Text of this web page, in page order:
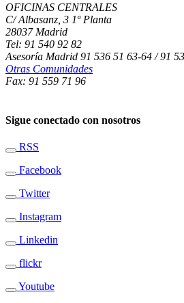
OFICINAS CENTRALES
C/ Albasanz, 3 1º Planta
28037 Madrid
Tel: 91 540 92 82
Asesoría Madrid 91 536 51 63-64 / 91
Otras Comunidades
Fax: 91 559 71 96
Sigue conectado con nosotros
RSS
Facebook
Twitter
Instagram
Linkedin
flickr
Youtube